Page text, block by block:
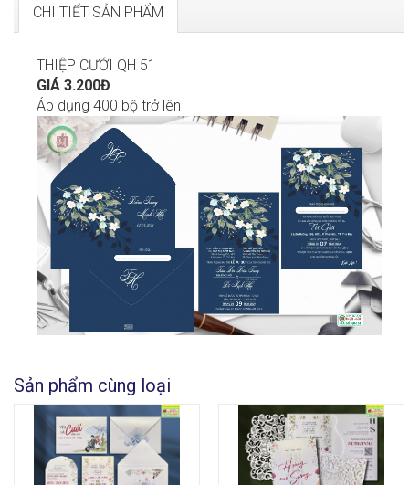
CHI TIẾT SẢN PHẨM
THIỆP CƯỚI QH 51
GIÁ 3.200Đ
Áp dụng 400 bộ trở lên
Sản phẩm cùng loại